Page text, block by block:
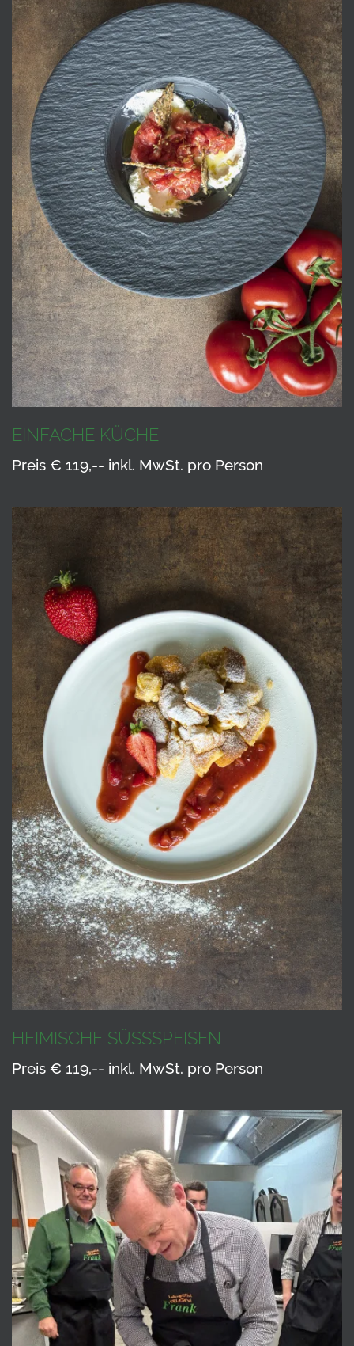
EINFACHE KÜCHE
Preis € 119,-- inkl. MwSt. pro Person
HEIMISCHE SÜSSSPEISEN
Preis € 119,-- inkl. MwSt. pro Person